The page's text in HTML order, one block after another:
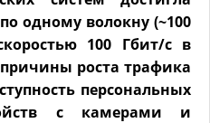
одному волокну (~100
100 Гбит/с в
роста трафика
персональных
с камерами и